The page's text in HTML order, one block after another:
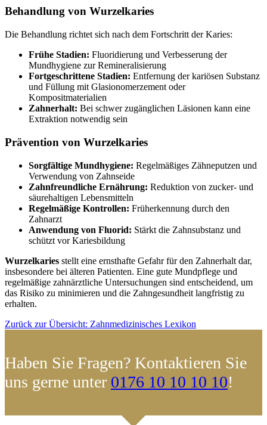
Behandlung von Wurzelkaries
Die Behandlung richtet sich nach dem Fortschritt der Karies:
Frühe Stadien: Fluoridierung und Verbesserung der
Mundhygiene zur Remineralisierung
Fortgeschrittene Stadien: Entfernung der kariösen Substanz
und Füllung mit Glasionomerzement oder
Kompositmaterialien
Zahnerhalt: Bei schwer zugänglichen Läsionen kann eine
Extraktion notwendig sein
Prävention von Wurzelkaries
Sorgfältige Mundhygiene: Regelmäßiges Zähneputzen und
Verwendung von Zahnseide
Zahnfreundliche Ernährung: Reduktion von zucker- und
säurehaltigen Lebensmitteln
Regelmäßige Kontrollen: Früherkennung durch den
Zahnarzt
Anwendung von Fluorid: Stärkt die Zahnsubstanz und
schützt vor Kariesbildung
Wurzelkaries stellt eine ernsthafte Gefahr für den Zahnerhalt dar,
insbesondere bei älteren Patienten. Eine gute Mundpflege und
regelmäßige zahnärztliche Untersuchungen sind entscheidend, um
das Risiko zu minimieren und die Zahngesundheit langfristig zu
erhalten.
Zurück zur Übersicht: Zahnmedizinisches Lexikon
Haben Sie Fragen? Kontaktieren Sie
uns gerne unter 0176 10 10 10 10!